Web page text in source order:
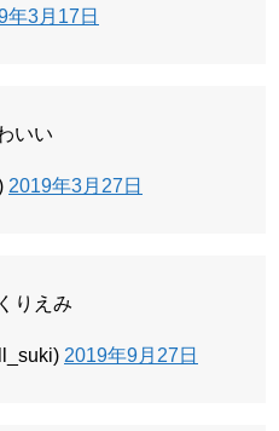
年3月17日
いい
2019年3月27日
りえみ
2019年9月27日